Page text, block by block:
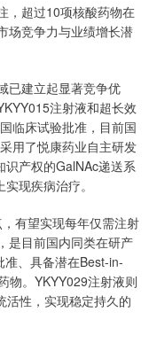
，超过10项核酸药物在
场竞争力与业绩增长潜
已建立起显著竞争优
注射液和超长效
临床试验批准，目前国
用了悦康药业自主研发
识产权的GalNAc递送系
现疾病治疗。
有望实现每年仅需注射
是目前国内同类在研产
、具备潜在Best-in-
物。YKYY029注射液则
活性，实现稳定持久的